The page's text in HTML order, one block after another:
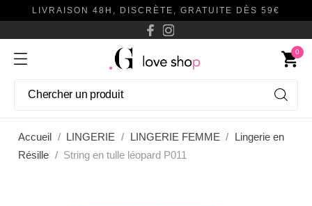
LIVRAISON 48H, DISCRÈTE, GRATUITE DÈS 59€
shopping_cart
0
Accueil LINGERIE LINGERIE FEMME
Lingerie en
Résille
String en tulle léopard P011